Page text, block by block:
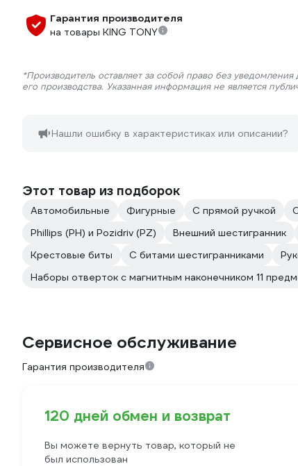
Гарантия производителя
на товары KING TONY
*Производитель оставляет за собой право без
его производства. Указанная информация не является
Нашли ошибку в характеристиках или описании?
Этот товар из подборок
Автомобильные Фигурные С прямой ручкой
Phillips (PH) и Pozidriv (PZ)
Внешний шестигранник
Крестовые биты
С битами шестигранниками
Наборы отверток с магнитным наконечником 11
Сервисное обслуживание
Гарантия производителя
120 дней обмен и возврат
Вы можете вернуть товар, который не
был использован